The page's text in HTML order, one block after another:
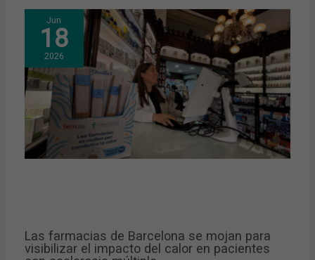
Jun
18
2026
Las farmacias de Barcelona se mojan para
visibilizar el impacto del calor en pacientes